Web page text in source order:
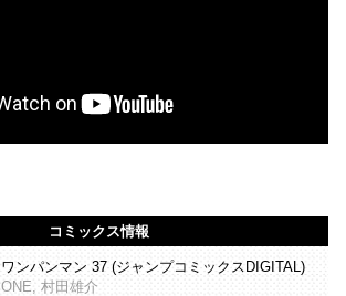
コミックス情報
ワンパンマン 37 (ジャンプコミックスDIGITAL)
ONE, 村田雄介